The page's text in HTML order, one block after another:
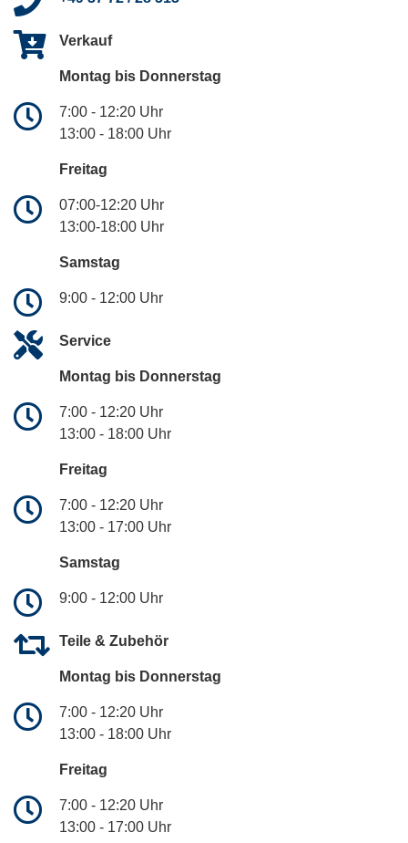
Verkauf
Montag bis Donnerstag
7:00 - 12:20 Uhr
13:00 - 18:00 Uhr
Freitag
07:00-12:20 Uhr
13:00-18:00 Uhr
Samstag
9:00 - 12:00 Uhr
Service
Montag bis Donnerstag
7:00 - 12:20 Uhr
13:00 - 18:00 Uhr
Freitag
7:00 - 12:20 Uhr
13:00 - 17:00 Uhr
Samstag
9:00 - 12:00 Uhr
Teile & Zubehör
Montag bis Donnerstag
7:00 - 12:20 Uhr
13:00 - 18:00 Uhr
Freitag
7:00 - 12:20 Uhr
13:00 - 17:00 Uhr